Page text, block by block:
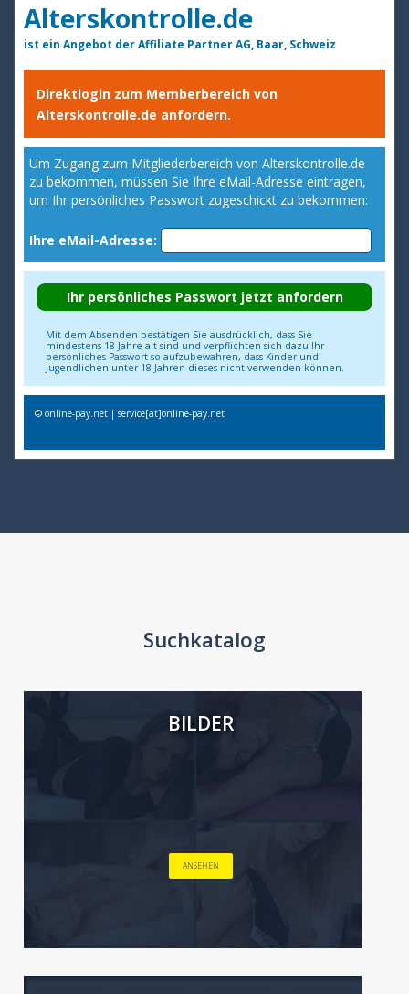
Alterskontrolle.de
ist ein Angebot der Affiliate Partner AG, Baar, Schweiz
Direktlogin zum Memberbereich von
Alterskontrolle.de anfordern.
Um Zugang zum Mitgliederbereich von Alterskontrolle.de
zu bekommen, müssen Sie Ihre eMail-Adresse eintragen,
um Ihr persönliches Passwort zugeschickt zu bekommen:
Ihre eMail-Adresse:
Mit dem Absenden bestätigen Sie ausdrücklich, dass Sie
mindestens 18 Jahre alt sind und verpflichten sich dazu Ihr
persönliches Passwort so aufzubewahren, dass Kinder und
Jugendlichen unter 18 Jahren dieses nicht verwenden können.
© online-pay.net | service[at]online-pay.net
Suchkatalog
BILDER
ANSEHEN